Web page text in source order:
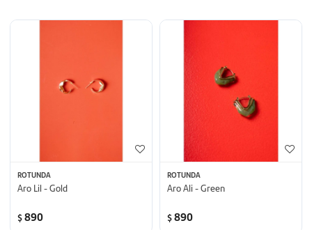
ROTUNDA
Aro Lil - Gold
$890
ROTUNDA
Aro Ali - Green
$890